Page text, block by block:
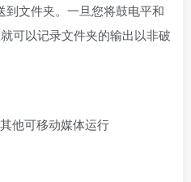
文件夹。一旦您将鼓电平和
可以记录文件夹的输出以非破
他可移动媒体运行